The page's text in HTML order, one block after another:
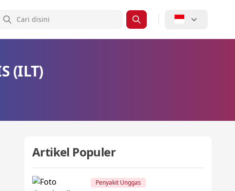
Cari
(ILT)
Artikel Populer
Penyakit Unggas